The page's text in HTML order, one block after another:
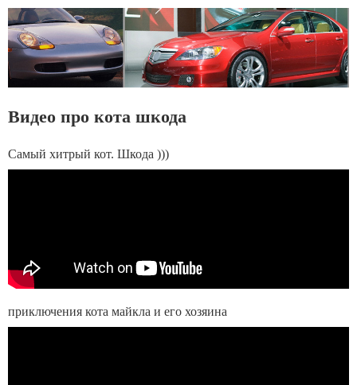
Видео про кота шкода
Самый хитрый кот. Шкода )))
приключения кота майкла и его хозяина